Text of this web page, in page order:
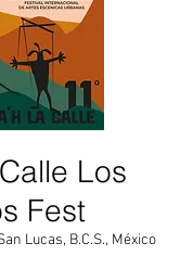
Los
Fest
Lucas, B.C.S., México